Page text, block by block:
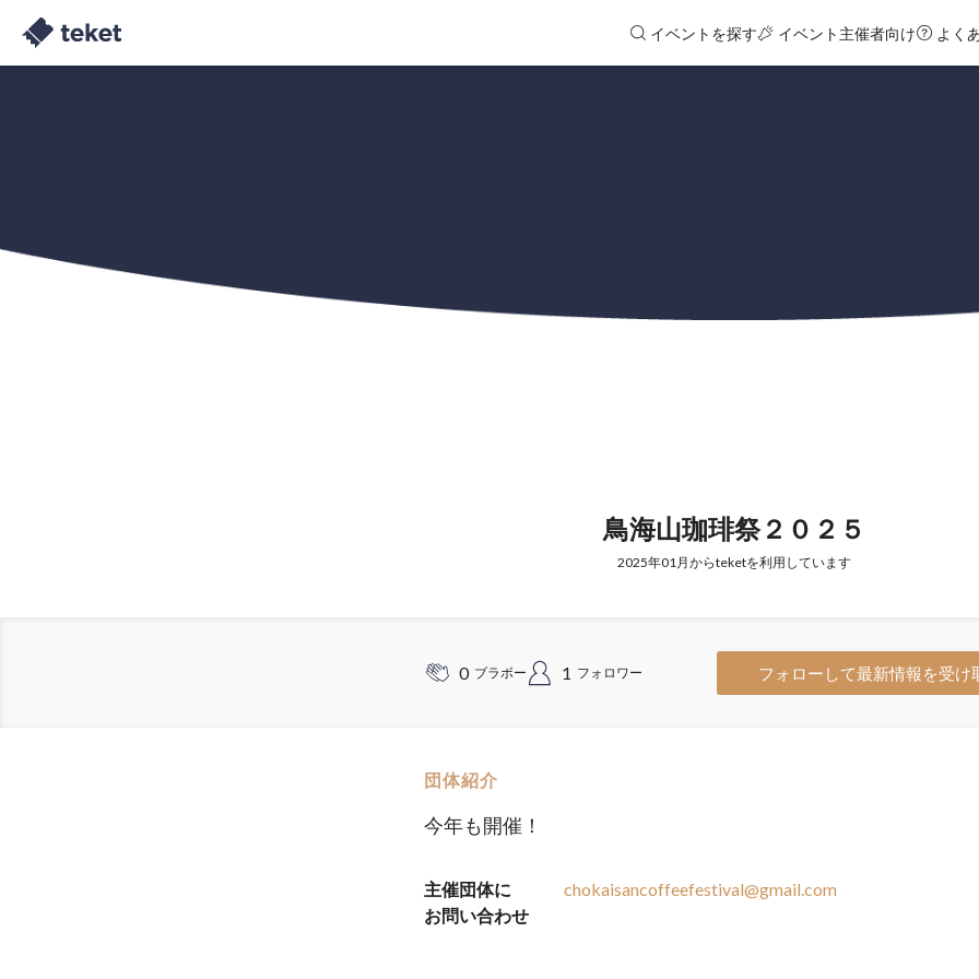
イベントを探す イベント主催者向け よく
鳥海山珈琲祭２０２５
2025年01月からteketを利用しています
0 ブラボー 1 フォロワー フォローして最新情報を受け
団体紹介
今年も開催！
主催団体に
お問い合わせ
chokaisancoffeefestival@gmail.com